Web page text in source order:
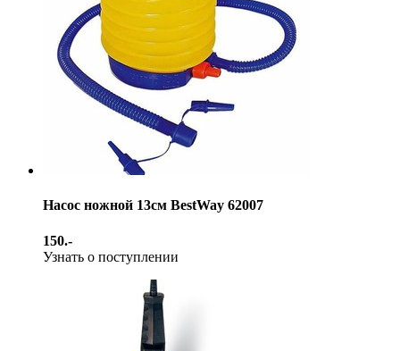
Насос ножной 13см BestWay 62007
150.-
Узнать о поступлении